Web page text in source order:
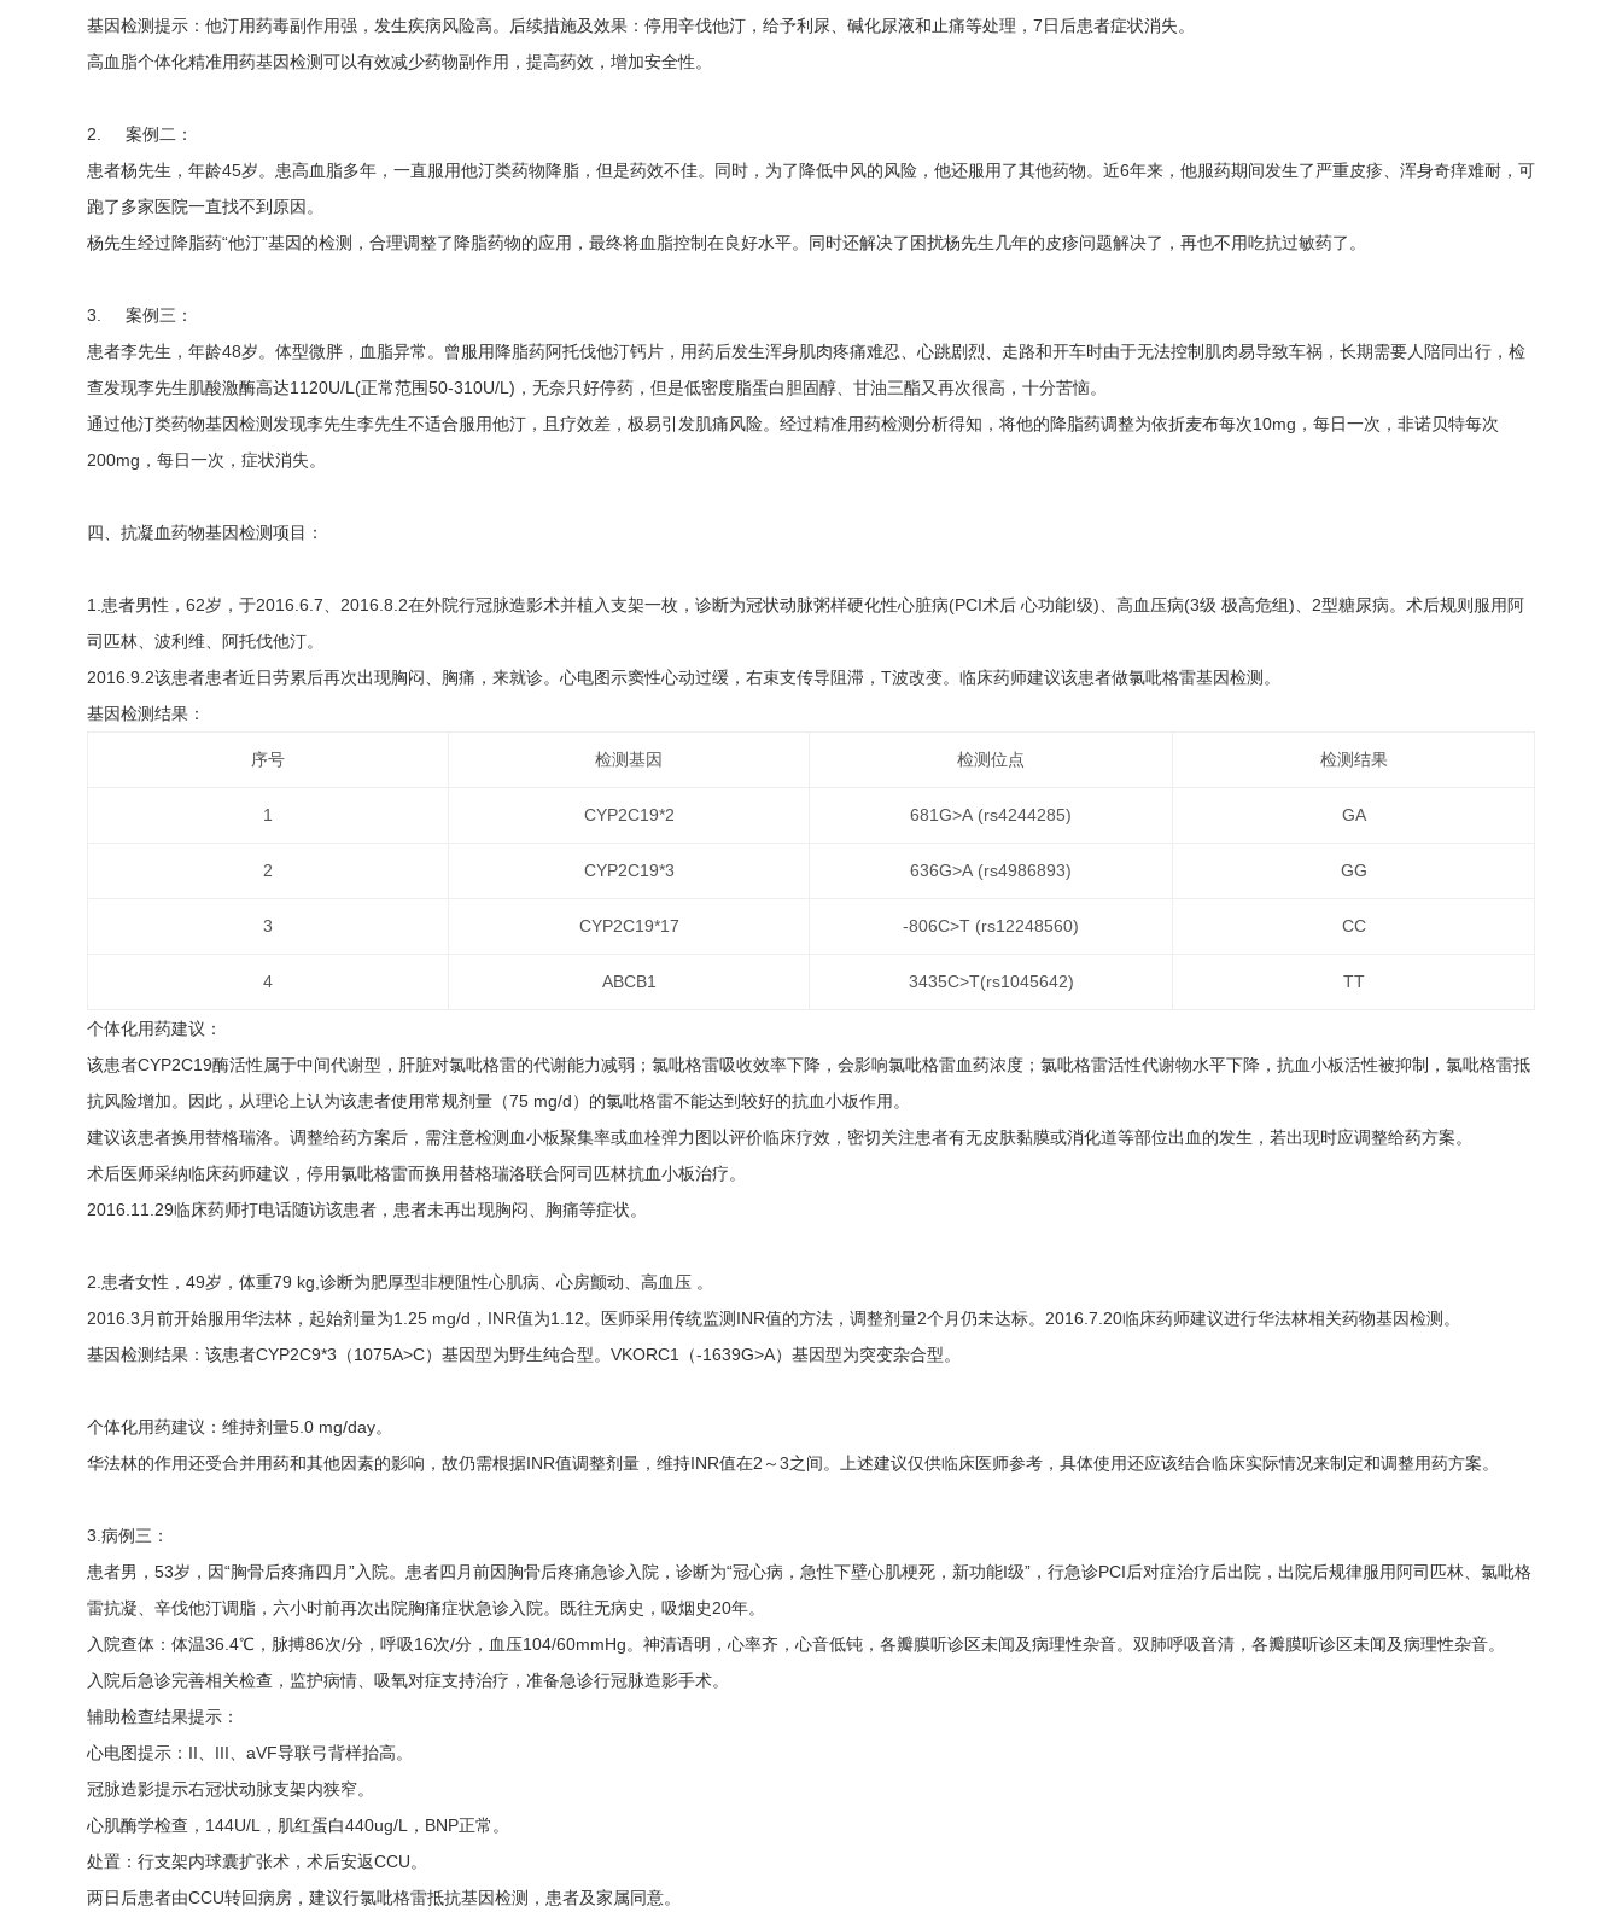
基因检测提示：他汀用药毒副作用强，发生疾病风险高。后续措施及效果：停用辛伐他汀，给予利尿、碱化尿液和止痛等处理，7日后患者症状消失。
高血脂个体化精准用药基因检测可以有效减少药物副作用，提高药效，增加安全性。
2. 案例二：
患者杨先生，年龄45岁。患高血脂多年，一直服用他汀类药物降脂，但是药效不佳。同时，为了降低中风的风险，他还服用了其他药物。近6年来，他服药期间发生了严重皮疹、浑身奇痒难耐，可
跑了多家医院一直找不到原因。
杨先生经过降脂药“他汀”基因的检测，合理调整了降脂药物的应用，最终将血脂控制在良好水平。同时还解决了困扰杨先生几年的皮疹问题解决了，再也不用吃抗过敏药了。
3. 案例三：
患者李先生，年龄48岁。体型微胖，血脂异常。曾服用降脂药阿托伐他汀钙片，用药后发生浑身肌肉疼痛难忍、心跳剧烈、走路和开车时由于无法控制肌肉易导致车祸，长期需要人陪同出行，检
查发现李先生肌酸激酶高达1120U/L(正常范围50-310U/L)，无奈只好停药，但是低密度脂蛋白胆固醇、甘油三酯又再次很高，十分苦恼。
通过他汀类药物基因检测发现李先生李先生不适合服用他汀，且疗效差，极易引发肌痛风险。经过精准用药检测分析得知，将他的降脂药调整为依折麦布每次10mg，每日一次，非诺贝特每次
200mg，每日一次，症状消失。
四、抗凝血药物基因检测项目：
1.患者男性，62岁，于2016.6.7、2016.8.2在外院行冠脉造影术并植入支架一枚，诊断为冠状动脉粥样硬化性心脏病(PCI术后 心功能I级)、高血压病(3级 极高危组)、2型糖尿病。术后规则服用阿
司匹林、波利维、阿托伐他汀。
2016.9.2该患者患者近日劳累后再次出现胸闷、胸痛，来就诊。心电图示窦性心动过缓，右束支传导阻滞，T波改变。临床药师建议该患者做氯吡格雷基因检测。
基因检测结果：
序号 检测基因 检测位点 检测结果
1 CYP2C19*2 681G>A (rs4244285) GA
2 CYP2C19*3 636G>A (rs4986893) GG
3 CYP2C19*17 -806C>T (rs12248560) CC
4 ABCB1 3435C>T(rs1045642) TT
个体化用药建议：
该患者CYP2C19酶活性属于中间代谢型，肝脏对氯吡格雷的代谢能力减弱；氯吡格雷吸收效率下降，会影响氯吡格雷血药浓度；氯吡格雷活性代谢物水平下降，抗血小板活性被抑制，氯吡格雷抵
抗风险增加。因此，从理论上认为该患者使用常规剂量（75 mg/d）的氯吡格雷不能达到较好的抗血小板作用。
建议该患者换用替格瑞洛。调整给药方案后，需注意检测血小板聚集率或血栓弹力图以评价临床疗效，密切关注患者有无皮肤黏膜或消化道等部位出血的发生，若出现时应调整给药方案。
术后医师采纳临床药师建议，停用氯吡格雷而换用替格瑞洛联合阿司匹林抗血小板治疗。
2016.11.29临床药师打电话随访该患者，患者未再出现胸闷、胸痛等症状。
2.患者女性，49岁，体重79 kg,诊断为肥厚型非梗阻性心肌病、心房颤动、高血压 。
2016.3月前开始服用华法林，起始剂量为1.25 mg/d，INR值为1.12。医师采用传统监测INR值的方法，调整剂量2个月仍未达标。2016.7.20临床药师建议进行华法林相关药物基因检测。
基因检测结果：该患者CYP2C9*3（1075A>C）基因型为野生纯合型。VKORC1（-1639G>A）基因型为突变杂合型。
个体化用药建议：维持剂量5.0 mg/day。
华法林的作用还受合并用药和其他因素的影响，故仍需根据INR值调整剂量，维持INR值在2～3之间。上述建议仅供临床医师参考，具体使用还应该结合临床实际情况来制定和调整用药方案。
3.病例三：
患者男，53岁，因“胸骨后疼痛四月”入院。患者四月前因胸骨后疼痛急诊入院，诊断为“冠心病，急性下壁心肌梗死，新功能I级”，行急诊PCI后对症治疗后出院，出院后规律服用阿司匹林、氯吡格
雷抗凝、辛伐他汀调脂，六小时前再次出院胸痛症状急诊入院。既往无病史，吸烟史20年。
入院查体：体温36.4℃，脉搏86次/分，呼吸16次/分，血压104/60mmHg。神清语明，心率齐，心音低钝，各瓣膜听诊区未闻及病理性杂音。双肺呼吸音清，各瓣膜听诊区未闻及病理性杂音。
入院后急诊完善相关检查，监护病情、吸氧对症支持治疗，准备急诊行冠脉造影手术。
辅助检查结果提示：
心电图提示：II、III、aVF导联弓背样抬高。
冠脉造影提示右冠状动脉支架内狭窄。
心肌酶学检查，144U/L，肌红蛋白440ug/L，BNP正常。
处置：行支架内球囊扩张术，术后安返CCU。
两日后患者由CCU转回病房，建议行氯吡格雷抵抗基因检测，患者及家属同意。